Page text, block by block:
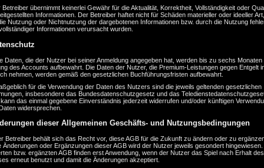
Betreiber übernimmt keinerlei Gewähr für die Aktualität, Korrektheit, Vollständigkeit oder
Informationen. Der Betreiber haftet nicht für Schäden materieller oder ideeller
Nutzung oder Nichtnutzung der dargebotenen Informationen bzw. durch die Nutzung
Informationen verursacht wurden.
Daten, die der Nutzer bei seiner Anmeldung angegeben hat, werden bis zu sechs Monaten
des Accounts aufbewahrt. Die Daten der Nutzer, die Premium-Leistungen gegen Entgelt
nehmen, werden gemäß den gesetzlichen Buchführungsfristen aufbewahrt.
für die Verwendung der Daten des Nutzers sind die jeweils geltenden gesetzlichen
insbesondere das Bundesdatenschutzgesetz und das
das einmal gegebene Einverständnis jederzeit widerrufen und/oder künftigen
widersprechen.
dieser Allgemeinen Geschäfts- und Nutzungsbedingungen
Betreiber behält sich das Recht vor, diese AGB für die Zukunft zu ändern oder zu
Änderungen oder Ergänzungen dieser AGB wird der Nutzer jeweils gesondert hingewiesen.
bzw. ergänzten AGB finden erst Anwendung, wenn der Nutzer das Spiel nach Erhalt des
erneut benutzt und damit die Änderungen akzeptiert.